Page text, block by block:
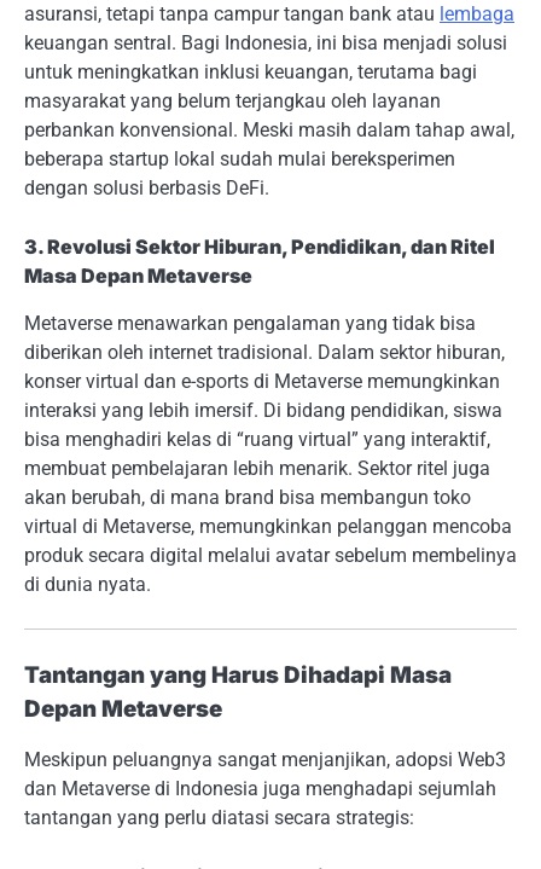
asuransi, tetapi tanpa campur tangan bank atau lembaga
keuangan sentral. Bagi Indonesia, ini bisa menjadi solusi
untuk meningkatkan inklusi keuangan, terutama bagi
masyarakat yang belum terjangkau oleh layanan
perbankan konvensional. Meski masih dalam tahap awal,
beberapa startup lokal sudah mulai bereksperimen
dengan solusi berbasis DeFi.
3. Revolusi Sektor Hiburan, Pendidikan, dan Ritel
Masa Depan Metaverse
Metaverse menawarkan pengalaman yang tidak bisa
diberikan oleh internet tradisional. Dalam sektor hiburan,
konser virtual dan e-sports di Metaverse memungkinkan
interaksi yang lebih imersif. Di bidang pendidikan, siswa
bisa menghadiri kelas di “ruang virtual” yang interaktif,
membuat pembelajaran lebih menarik. Sektor ritel juga
akan berubah, di mana brand bisa membangun toko
virtual di Metaverse, memungkinkan pelanggan mencoba
produk secara digital melalui avatar sebelum membelinya
di dunia nyata.
Tantangan yang Harus Dihadapi Masa
Depan Metaverse
Meskipun peluangnya sangat menjanjikan, adopsi Web3
dan Metaverse di Indonesia juga menghadapi sejumlah
tantangan yang perlu diatasi secara strategis: